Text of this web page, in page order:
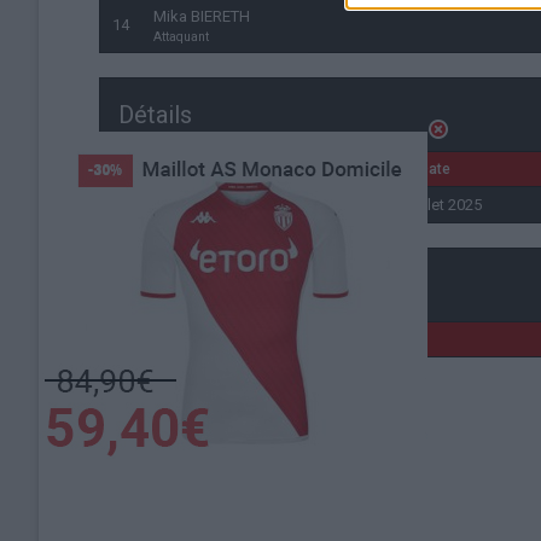
14 Mika BIERETH
Attaquant
Détails
Date
30 juillet 2025
Lieu de la rencontre